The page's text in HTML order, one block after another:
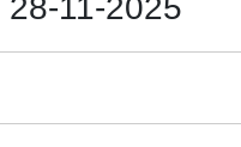
11-2025